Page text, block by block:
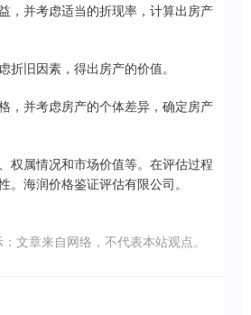
，并考虑适当的折现率，计算出房产
旧因素，得出房产的价值。
，并考虑房产的个体差异，确定房产
权属情况和市场价值等。在评估过程
海润价格鉴证评估有限公司。
文章来自网络，不代表本站观点。